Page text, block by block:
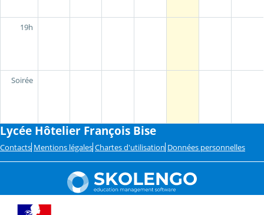
19h
Soirée
Lycée Hôtelier François Bise
Contacts Mentions légales Chartes d'utilisation Données personnelles